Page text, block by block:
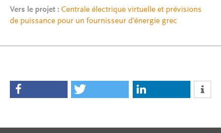
Vers le projet : Centrale électrique virtuelle et prévisions
de puissance pour un fournisseur d'énergie grec